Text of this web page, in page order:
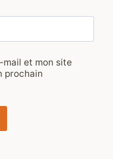
mail et mon site
prochain